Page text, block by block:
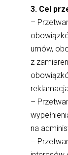
3. Cel
–
umów,
z
–
na
–